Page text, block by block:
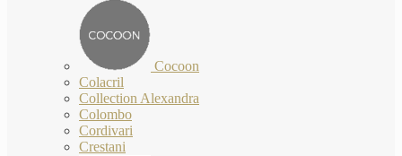
Cocoon
Colacril
Collection Alexandra
Colombo
Cordivari
Crestani